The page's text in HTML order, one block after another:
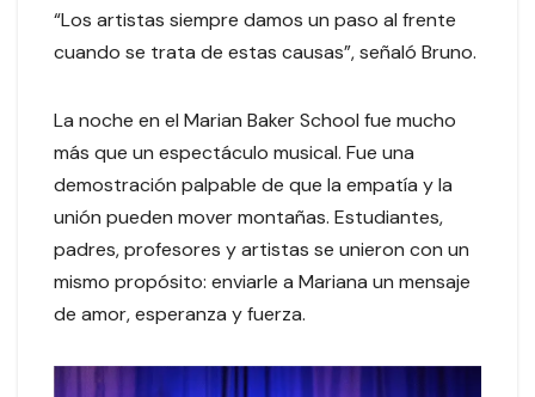
“Los artistas siempre damos un paso al frente
cuando se trata de estas causas”, señaló Bruno.
La noche en el Marian Baker School fue mucho
más que un espectáculo musical. Fue una
demostración palpable de que la empatía y la
unión pueden mover montañas. Estudiantes,
padres, profesores y artistas se unieron con un
mismo propósito: enviarle a Mariana un mensaje
de amor, esperanza y fuerza.